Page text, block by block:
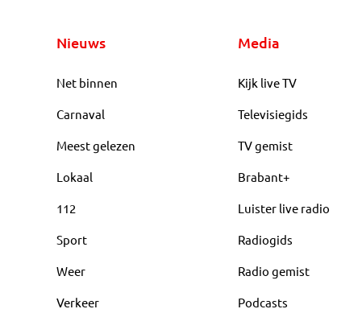
Nieuws
Net binnen
Carnaval
Meest gelezen
Lokaal
112
Sport
Weer
Verkeer
Media
Kijk live TV
Televisiegids
TV gemist
Brabant+
Luister live radio
Radiogids
Radio gemist
Podcasts